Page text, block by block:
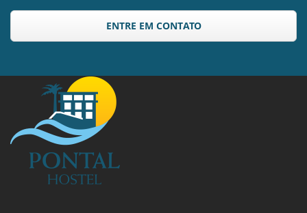
ENTRE EM CONTATO